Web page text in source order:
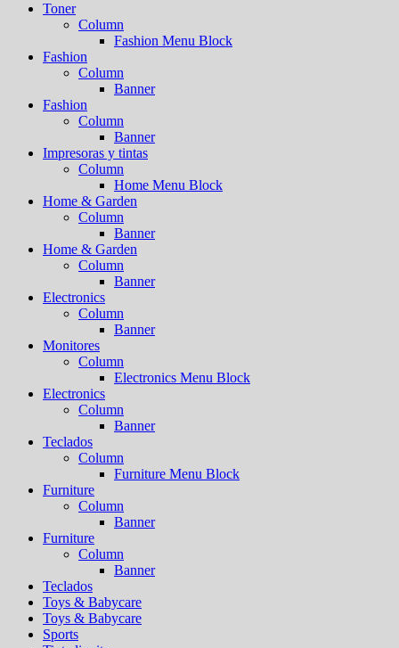
Toner
Column
Fashion Menu Block
Fashion
Column
Banner
Fashion
Column
Banner
Impresoras y tintas
Column
Home Menu Block
Home & Garden
Column
Banner
Home & Garden
Column
Banner
Electronics
Column
Banner
Monitores
Column
Electronics Menu Block
Electronics
Column
Banner
Teclados
Column
Furniture Menu Block
Furniture
Column
Banner
Furniture
Column
Banner
Teclados
Toys & Babycare
Toys & Babycare
Sports